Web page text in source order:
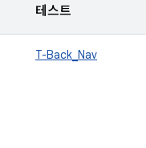
테스트
T-Back_Nav